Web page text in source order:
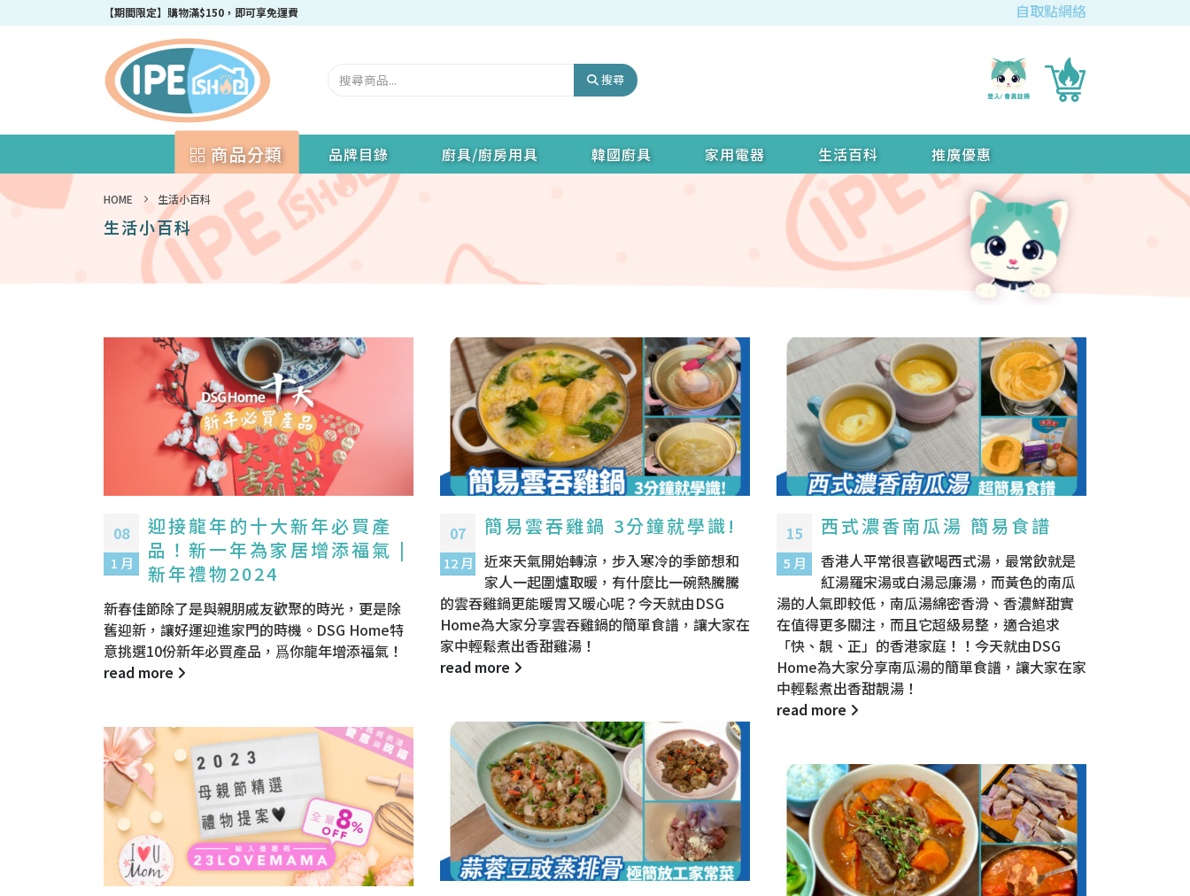
【期間限定】購物滿$150，即可享免運費
成為IPEshop會員，新會員即可獲得迎新$50購物優惠碼！ 自取點網絡
搜尋
商品分類 品牌目錄 廚具/廚房用具 韓國廚具 家用電器 生活百科 推廣優惠
HOME 生活小百科
生活小百科
08
1 月
迎接龍年的十大新年必買產
品！新一年為家居增添福氣 |
新年禮物2024
新春佳節除了是與親朋戚友歡聚的時光，更是除
舊迎新，讓好運迎進家門的時機。DSG Home特
意挑選10份新年必買產品，爲你龍年增添福氣！
read more
07
12 月
簡易雲吞雞鍋 3分鐘就學識!
近來天氣開始轉涼，步入寒冷的季節想和
家人一起圍爐取暖，有什麼比一碗熱騰騰
的雲吞雞鍋更能暖胃又暖心呢？今天就由DSG
Home為大家分享雲吞雞鍋的簡單食譜，讓大家在
家中輕鬆煮出香甜雞湯！
read more
15
5 月
西式濃香南瓜湯 簡易食譜
香港人平常很喜歡喝西式湯，最常飲就是
紅湯羅宋湯或白湯忌廉湯，而黃色的南瓜
湯的人氣即較低，南瓜湯綿密香滑、香濃鮮甜實
在值得更多關注，而且它超級易整，適合追求
「快、靚、正」的香港家庭！！今天就由DSG
Home為大家分享南瓜湯的簡單食譜，讓大家在家
中輕鬆煮出香甜靚湯！
read more